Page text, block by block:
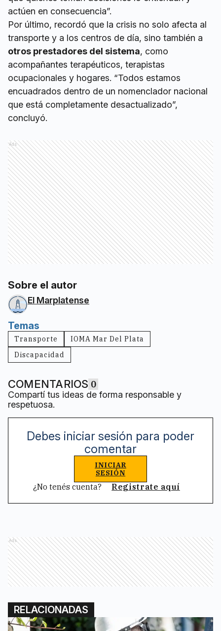
actúen en consecuencia”.
Por último, recordó que la crisis no solo afecta al
transporte y a los centros de día, sino también a
otros prestadores del sistema, como
acompañantes terapéuticos, terapistas
ocupacionales y hogares. “Todos estamos
encuadrados dentro de un nomenclador nacional
que está completamente desactualizado”,
concluyó.
Ads
Sobre el autor
El Marplatense
Temas
Transporte
IOMA Mar Del Plata
Discapacidad
COMENTARIOS 0
Compartí tus ideas de forma responsable y
respetuosa.
Debes iniciar sesión para poder
comentar
INICIAR
SESIÓN
¿No tenés cuenta? Registrate aquí
Ads
RELACIONADAS